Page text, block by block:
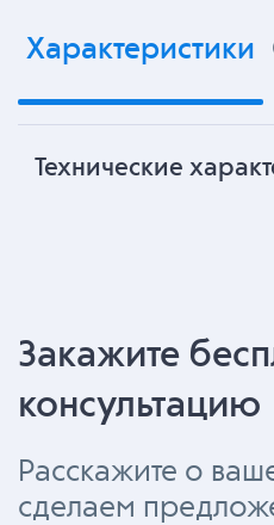
Характеристики
Технические
Закажите
консультацию
Расскажите о
сделаем